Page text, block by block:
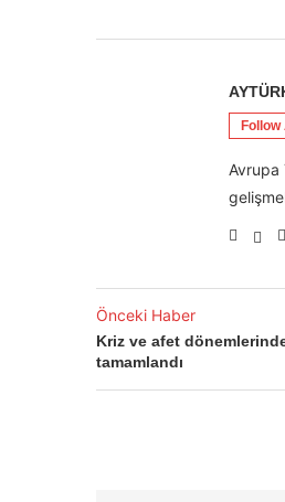
Avrupa
Önceki Haber
Kriz ve afet
tamamlandı